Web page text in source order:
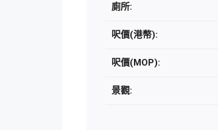
廁所:
呎價(港幣):
呎價(MOP):
景觀: